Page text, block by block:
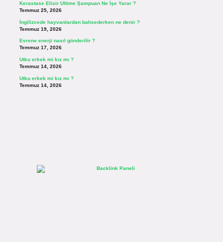
Kerastase Elixir Ultime Şampuan Ne İşe Yarar ?
Temmuz 25, 2026
İngilizcede hayvanlardan bahsederken ne denir ?
Temmuz 19, 2026
Evrene enerji nasıl gönderilir ?
Temmuz 17, 2026
Utku erkek mi kız mı ?
Temmuz 14, 2026
Utku erkek mi kız mı ?
Temmuz 14, 2026